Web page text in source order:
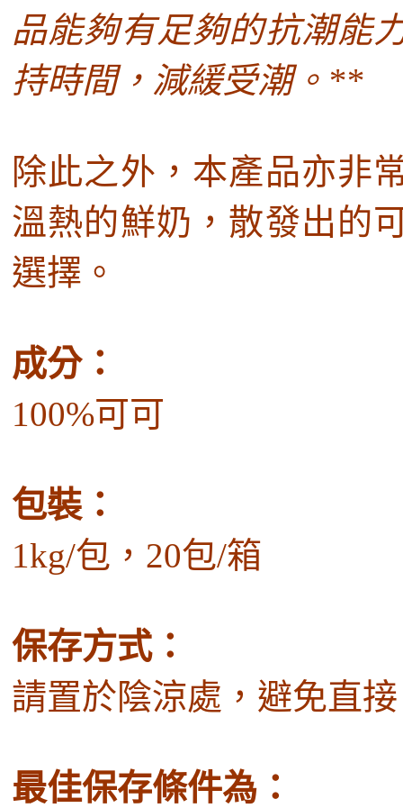
品能夠有足夠的抗潮能
持時間，減緩受潮。 **
除此之外，本產品亦非
溫熱的鮮奶，散發出的
選擇。
成分：
100%可可
包裝：
1kg/包， 20包/箱
保存方式：
請置於陰涼處，避免直
最佳保存條件為：